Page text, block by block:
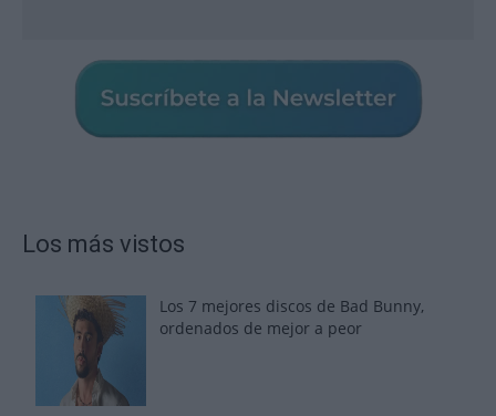
Los más vistos
Los 7 mejores discos de Bad Bunny,
ordenados de mejor a peor